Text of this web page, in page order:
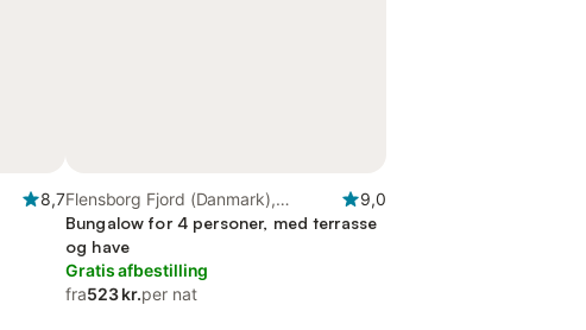
8,7Flensborg Fjord (Danmark),
Sønderborg Kommune
9,0
Bungalow for 4 personer, med terrasse
og have
Gratis afbestilling
fra523 kr.per nat